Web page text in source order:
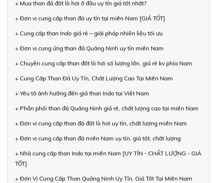
+ Mua than đá đốt lò hơi ở đâu uy tín giá tốt nhất?
+ Đơn vị cung cấp than đá uy tín tại miền Nam [GIÁ TỐT]
+ Cung cấp than Indo giá rẻ – giải pháp nhiên liệu tối ưu
+ Đơn vị cung ứng than đá Quảng Ninh uy tín miền Nam
+ Chuyên cung cấp than đốt lò hơi số lượng lớn, giá rẻ kv phía Nam
+ Cung Cấp Than Đá Uy Tín, Chất Lượng Cao Tại Miền Nam
+ Yếu tố ảnh hưởng đến giá than Indo tại Việt Nam
+ Phân phối than đá Quảng Ninh giá rẻ, chất lượng cao tại miền Nam
+ Đơn vị cung cấp than đá đốt lò hơi uy tín, chất lượng miền Nam
+ Đơn vị cung cấp than đá miền Nam uy tín, giá tốt, chất lượng
+ Nhà cung cấp than Indo tại miền Nam [UY TÍN - CHẤT LƯỢNG - GIÁ
TỐT]
+ Đơn Vị Cung Cấp Than Quảng Ninh Uy Tín, Giá Tốt Tại Miền Nam